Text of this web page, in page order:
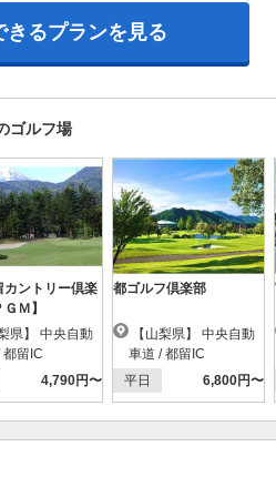
きるプランを見る
ゴルフ場
カントリー倶楽
Ｍ】
都留IC
4,790円〜
都ゴルフ倶楽部
車道 / 都留IC
平日
6,800円〜